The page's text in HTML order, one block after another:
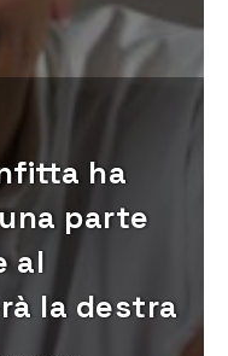
ha
parte
al
la destra